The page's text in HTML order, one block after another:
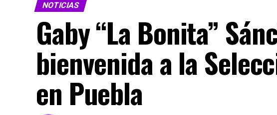
NOTICIAS
Gaby “La Bonita”
bienvenida a la
en Puebla